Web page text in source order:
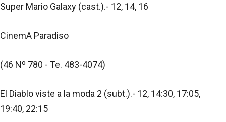
Super Mario Galaxy (cast.).- 12, 14, 16
CinemA Paradiso
(46 Nº 780 - Te. 483-4074)
El Diablo viste a la moda 2 (subt.).- 12, 14:30, 17:05,
19:40, 22:15